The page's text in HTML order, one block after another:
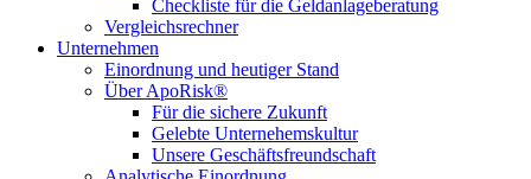
Checkliste für die Geldanlageberatung
Vergleichsrechner
Unternehmen
Einordnung und heutiger Stand
Über ApoRisk®
Für die sichere Zukunft
Gelebte Unternehemskultur
Unsere Geschäftsfreundschaft